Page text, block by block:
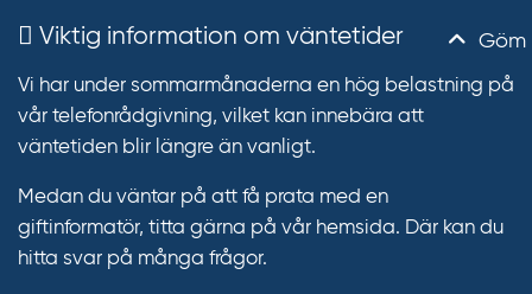
Göm
Viktig information om väntetider
Vi har under sommarmånaderna en hög belastning på
vår telefonrådgivning, vilket kan innebära att
väntetiden blir längre än vanligt.
Medan du väntar på att få prata med en
giftinformatör, titta gärna på vår hemsida. Där kan du
hitta svar på många frågor.